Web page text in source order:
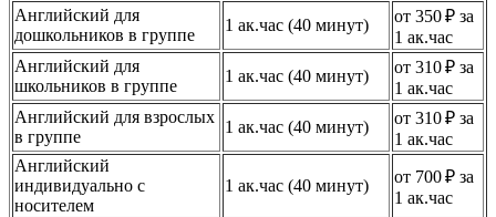
Английский для
дошкольников в группе
1 ак.час (40 минут)
от 350 ₽ за
1 ак.час
Английский для
школьников в группе
1 ак.час (40 минут)
от 310 ₽ за
1 ак.час
Английский для взрослых
в группе
1 ак.час (40 минут)
от 310 ₽ за
1 ак.час
Английский
индивидуально с
носителем
1 ак.час (40 минут)
от 700 ₽ за
1 ак.час